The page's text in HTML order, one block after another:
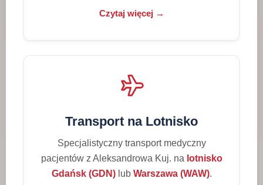
Czytaj więcej →
Transport na Lotnisko
Specjalistyczny transport medyczny
pacjentów z Aleksandrowa Kuj. na lotnisko
Gdańsk (GDN)lub Warszawa (WAW).